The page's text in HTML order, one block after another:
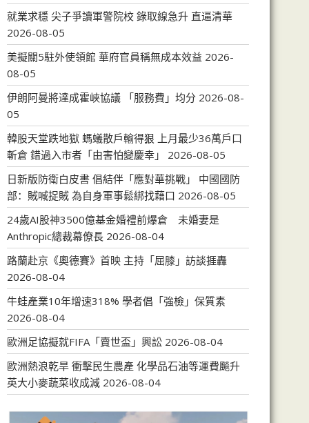
就業求穩 尖子爭讀軍警院校 錄取線急升 直逼清華
2026-08-05
美擬關5駐外使領館 華府官員稱無成本效益 2026-
08-05
伊朗阿曼將達成霍峽協議 「服務費」均分 2026-08-
05
韓股天堂跌地獄 螞蟻散戶輸得狠 上月最少36萬戶口
斬倉 錯過入市者「由害怕變慶幸」
2026-08-05
日新版防衛白皮書 倡結伴「應對華挑戰」 中國國防
部：賊喊捉賊 為自身軍事鬆綁找藉口 2026-08-05
24歲AI股神3500億基金婚禮前爆倉 未婚妻是
Anthropic總裁幕僚長 2026-08-04
路蘭赴京《奧德賽》首映 主持「屈膝」訪談捱轟
2026-08-04
牛蛙產業10年增速318% 學者倡「強檢」保質素
2026-08-04
歐洲足協擬就FIFA「賣世盃」興訟 2026-08-04
歐洲熱浪乾旱 衝擊民生農產 化學品石油等運費飈升
英大小麥蔬菜收成減 2026-08-04